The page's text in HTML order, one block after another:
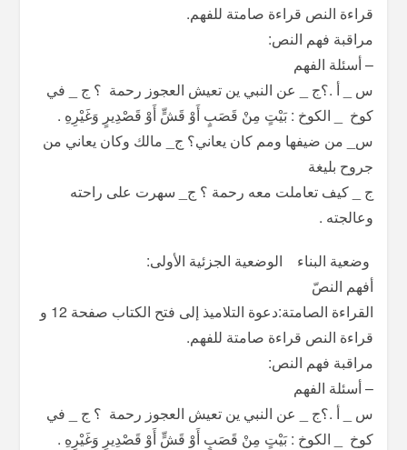
قراءة النص قراءة صامتة للفهم.
مراقبة فهم النص:
– أسئلة الفهم
س _ أ .؟ج _ عن النبي ين تعيش العجوز رحمة ؟ ج _ في
كوخ _ الكوخ : بَيْتٍ مِنْ قَصَبٍ أَوْ قَشٍّ أَوْ قَصْدِيرٍ وَغَيْرِهِ .
س_ من ضيفها ومم كان يعاني؟ ج_ مالك وكان يعاني من
جروح بليغة
ج _ كيف تعاملت معه رحمة ؟ ج_ سهرت على راحته
وعالجته .
وضعية البناء الوضعیة الجزئیة الأولى:
أفهم النصّ
القراءة الصامتة:دعوة التلاميذ إلى فتح الكتاب صفحة 12 و
قراءة النص قراءة صامتة للفهم.
مراقبة فهم النص:
– أسئلة الفهم
س _ أ .؟ج _ عن النبي ين تعيش العجوز رحمة ؟ ج _ في
كوخ _ الكوخ : بَيْتٍ مِنْ قَصَبٍ أَوْ قَشٍّ أَوْ قَصْدِيرٍ وَغَيْرِهِ .